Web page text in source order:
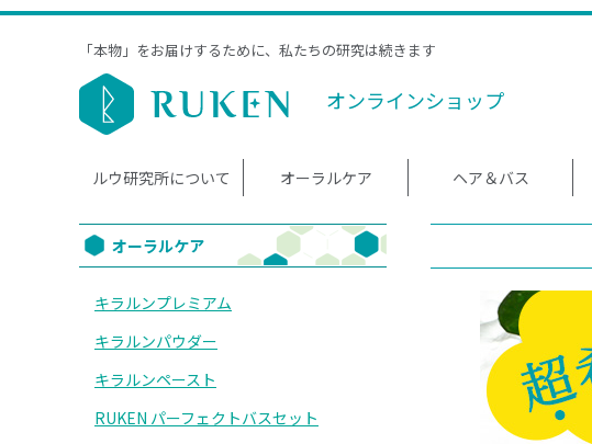
「本物」をお届けするために、私たちの研究は続きます
オンラインショップ
ルウ研究所について オーラルケア ヘア＆バス
オーラルケア
キラルンプレミアム
キラルンパウダー
キラルンペースト
RUKEN パーフェクトバスセット